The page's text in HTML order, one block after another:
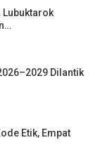
Lubuktarok
Dilantik
Etik, Empat